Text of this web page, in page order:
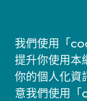
我們使用「
提升你使用本
你的個人化資
意我們使用